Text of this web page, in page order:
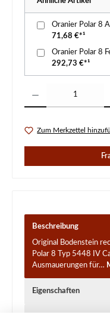
Oranier Polar 8
71,68 €*¹
Oranier Polar 8
292,73 €*¹
Zum Merkzettel
Beschreibung
Original Bodenstein
Polar 8 Typ 5448 IV
Ausmauerungen für…
Eigenschaften